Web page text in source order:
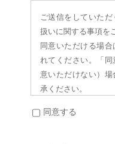
ご送信をしていた
扱いに関する事項を
同意いただける場
れてください。「
意いただけない）
承ください。
※但し、本ページで
同意する